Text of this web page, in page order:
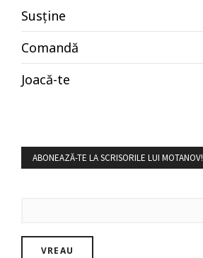
Susține
Comandă
Joacă-te
ABONEAZĂ-TE LA SCRISORILE LUI MOTANOV!